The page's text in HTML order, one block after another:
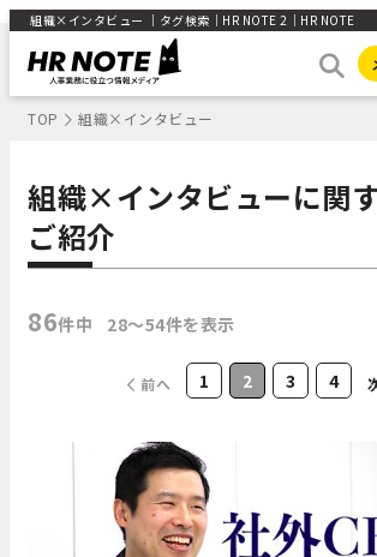
組織×インタビュー ｜タグ検索｜HR NOTE 2｜HR NOTE
TOP 組織×インタビュー
組織×インタビューに関
ご紹介
86件中 28〜54件を表示
前へ 1 2 3 4